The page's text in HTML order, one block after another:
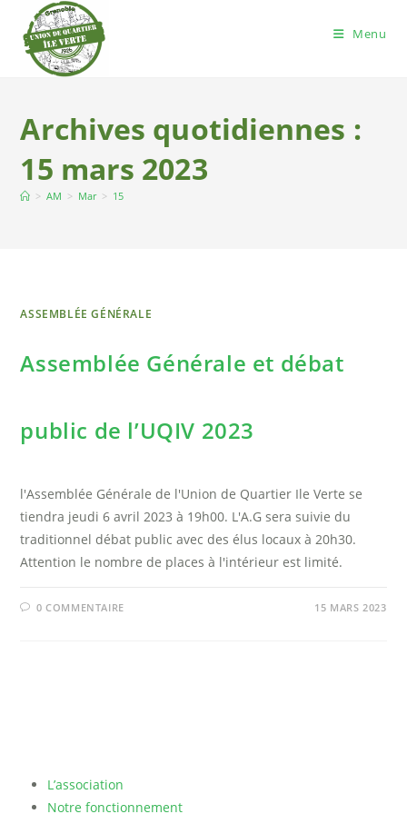
Menu
Archives quotidiennes :
15 mars 2023
> AM > Mar > 15
ASSEMBLÉE GÉNÉRALE
Assemblée Générale et débat
public de l’UQIV 2023
l'Assemblée Générale de l'Union de Quartier Ile Verte se
tiendra jeudi 6 avril 2023 à 19h00. L'A.G sera suivie du
traditionnel débat public avec des élus locaux à 20h30.
Attention le nombre de places à l'intérieur est limité.
0 COMMENTAIRE 15 MARS 2023
L’association
Notre fonctionnement